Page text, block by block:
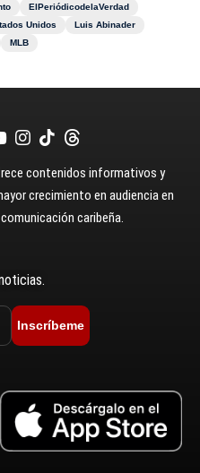
ElPeriódicodelaVerdad
Unidos
Luis Abinader
MLB
contenidos informativos y
crecimiento en audiencia en
caribeña.
Inscríbeme